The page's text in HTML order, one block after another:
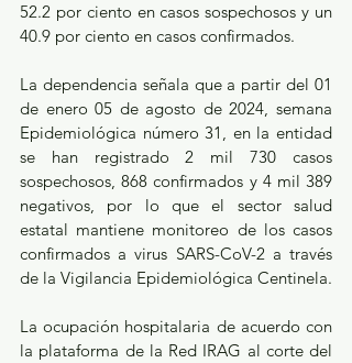
52.2 por ciento en casos sospechosos y un
40.9 por ciento en casos confirmados.
La dependencia señala que a partir del 01
de enero 05 de agosto de 2024, semana
Epidemiológica número 31, en la entidad
se han registrado 2 mil 730 casos
sospechosos, 868 confirmados y 4 mil 389
negativos, por lo que el sector salud
estatal mantiene monitoreo de los casos
confirmados a virus SARS-CoV-2 a través
de la Vigilancia Epidemiológica Centinela.
La ocupación hospitalaria de acuerdo con
la plataforma de la Red IRAG al corte del